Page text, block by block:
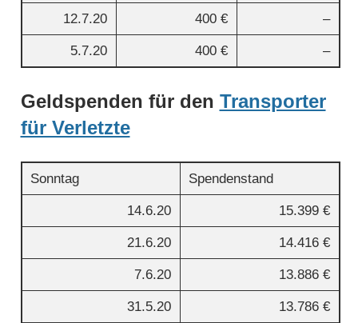
12.7.20 400 € –
5.7.20 400 € –
Geldspenden für den Transporter
für Verletzte
Sonntag Spendenstand
14.6.20 15.399 €
21.6.20 14.416 €
7.6.20 13.886 €
31.5.20 13.786 €